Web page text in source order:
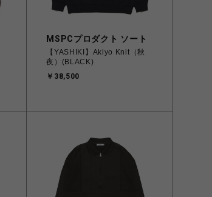
MSPCプロダクト ソート
【YASHIKI】Akiyo Knit（秋
夜）(BLACK)
￥38,500